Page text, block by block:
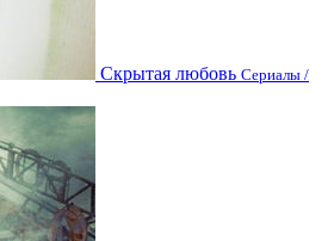
Скрытая любовь Сериалы /